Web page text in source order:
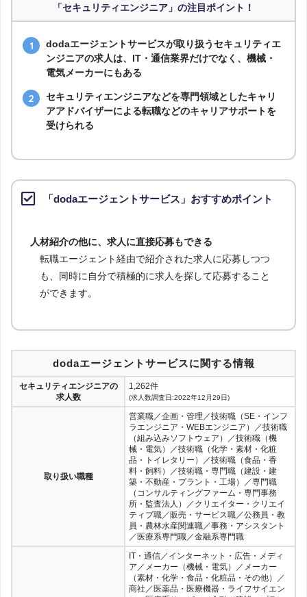
画像引用元：「dodaエージェントサービス」公式サイト
dodaエージェントサービス
「セキュリティエンジニア」の注目ポイント！
dodaエージェントサービスが取り扱うセキュリティエ
ンジニアの求人は、IT・通信業界だけでなく、機械・
電気メーカーにもある
受けられる
「dodaエージェントサービス」おすすめポイント
人材紹介の他に、求人に直接応募もできる
も、同時に自分で積極的に求人を探して応募すること
ができます。
dodaエージェントサービスに関する情報
1,262件
(求人数調査日:2022年12月29日)
営業職／企画・管理／技術職（SE・インフ
ラエンジニア・WEBエンジニア）／技術職
（組み込みソフトウェア）／技術職（機
械・電気）／技術職（化学・素材・化粧
品・トイレタリー）／技術職（食品・香
料・飼料）／技術職・専門職（建設・建
築・不動産・プラント・工場）／専門職
（コンサルティングファーム・専門事務
所・監査法人）／クリエイター・クリエイ
ティブ職／販売・サービス職／公務員・教
員・農林水産関連職／事務・アシスタント
／医療系専門職／金融系専門職